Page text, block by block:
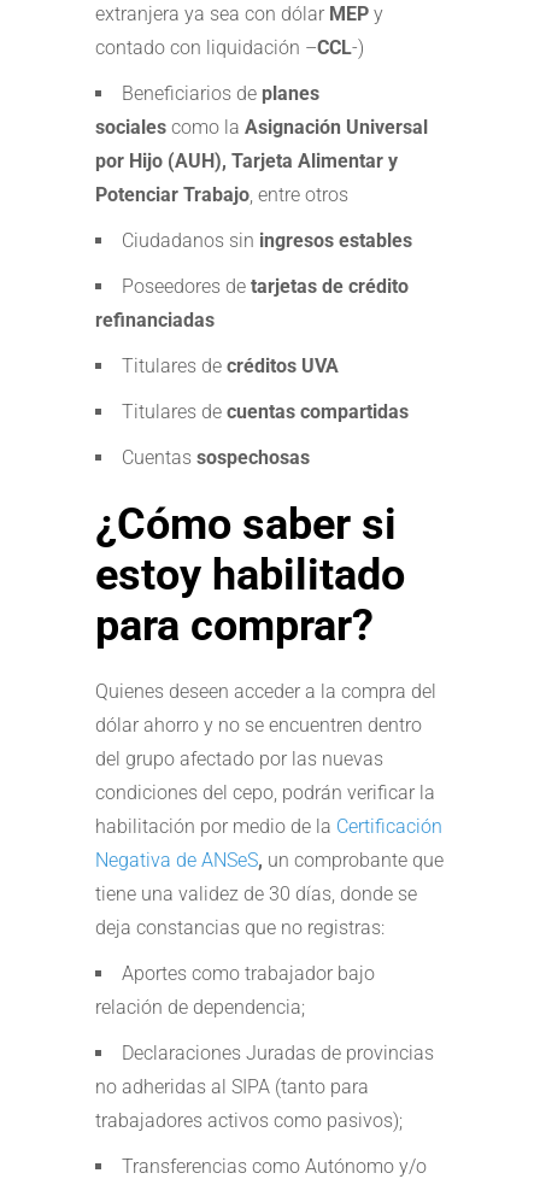
extranjera ya sea con dólar MEP y
contado con liquidación –CCL-)
Beneficiarios de planes
sociales como la Asignación Universal
por Hijo (AUH), Tarjeta Alimentar y
Potenciar Trabajo, entre otros
Ciudadanos sin ingresos estables
Poseedores de tarjetas de crédito
refinanciadas
Titulares de créditos UVA
Titulares de cuentas compartidas
Cuentas sospechosas
¿Cómo saber si
estoy habilitado
para comprar?
Quienes deseen acceder a la compra del
dólar ahorro y no se encuentren dentro
del grupo afectado por las nuevas
condiciones del cepo, podrán verificar la
habilitación por medio de la Certificación
Negativa de ANSeS, un comprobante que
tiene una validez de 30 días, donde se
deja constancias que no registras:
Aportes como trabajador bajo
relación de dependencia;
Declaraciones Juradas de provincias
no adheridas al SIPA (tanto para
trabajadores activos como pasivos);
Transferencias como Autónomo y/o